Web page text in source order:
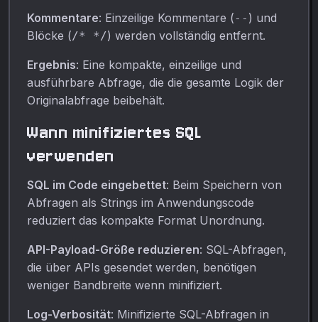
Kommentare: Einzeilige Kommentare (-- ) und
Blöcke (/* */) werden vollständig entfernt.
Ergebnis: Eine kompakte, einzeilige und
ausführbare Abfrage, die die gesamte Logik der
Originalabfrage beibehält.
Wann minifiziertes SQL
verwenden
SQL im Code eingebettet: Beim Speichern von
Abfragen als Strings im Anwendungscode
reduziert das kompakte Format Unordnung.
API-Payload-Größe reduzieren: SQL-Abfragen,
die über APIs gesendet werden, benötigen
weniger Bandbreite wenn minifiziert.
Log-Verbosität: Minifizierte SQL-Abfragen in